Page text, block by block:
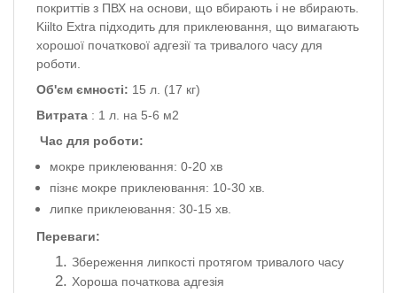
покриттів з ПВХ на основи, що вбирають і не вбирають.
Kiilto Extra підходить для приклеювання, що вимагають
хорошої початкової адгезії та тривалого часу для
роботи.
Об'єм ємності: 15 л. (17 кг)
Витрата : 1 л. на 5-6 м2
Час для роботи:
мокре приклеювання: 0-20 хв
пізнє мокре приклеювання: 10-30 хв.
липке приклеювання: 30-15 хв.
Переваги:
Збереження липкості протягом тривалого часу
Хороша початкова адгезія